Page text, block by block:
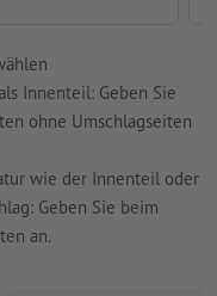
Innenteil: Geben Sie
ohne Umschlagseiten
wie der Innenteil oder
Geben Sie beim
an.